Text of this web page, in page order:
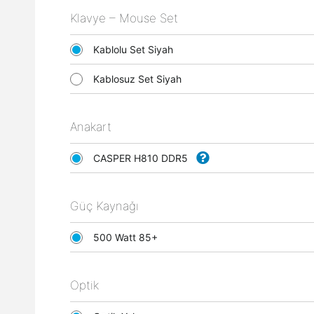
Klavye – Mouse Set
Kablolu Set Siyah
Kablosuz Set Siyah
Anakart
CASPER H810 DDR5
Güç Kaynağı
500 Watt 85+
Optik